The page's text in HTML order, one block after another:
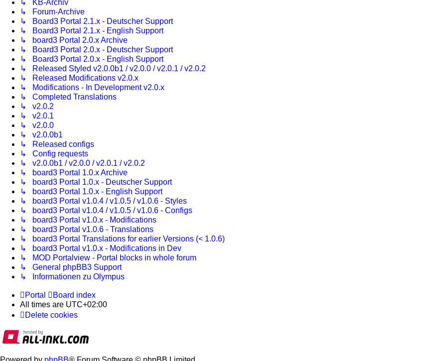
↳ KB-Archiv
↳ Forum-Archive
↳ Board3 Portal 2.1.x - Deutscher Support
↳ Board3 Portal 2.1.x - English Support
↳ board3 Portal 2.0.x Archive
↳ Board3 Portal 2.0.x - Deutscher Support
↳ Board3 Portal 2.0.x - English Support
↳ Released Styled v2.0.0b1 / v2.0.0 / v2.0.1 / v2.0.2
↳ Released Modifications v2.0.x
↳ Modifications - In Development v2.0.x
↳ Completed Translations
↳ v2.0.2
↳ v2.0.1
↳ v2.0.0
↳ v2.0.0b1
↳ Released configs
↳ Config requests
↳ v2.0.0b1 / v2.0.0 / v2.0.1 / v2.0.2
↳ board3 Portal 1.0.x Archive
↳ board3 Portal 1.0.x - Deutscher Support
↳ board3 Portal 1.0.x - English Support
↳ board3 Portal v1.0.4 / v1.0.5 / v1.0.6 - Styles
↳ board3 Portal v1.0.4 / v1.0.5 / v1.0.6 - Configs
↳ board3 Portal v1.0.x - Modifications
↳ board3 Portal v1.0.6 - Translations
↳ board3 Portal Translations for earlier Versions (< 1.0.6)
↳ board3 Portal v1.0.x - Modifications in Dev
↳ MOD Portalview - Portal blocks in whole forum
↳ General phpBB3 Support
↳ Informationen zu Olympus
Portal
Board index
All times are UTC+02:00
Delete cookies